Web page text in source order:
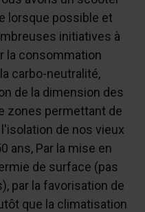
lorsque possible et
initiatives à
la consommation
carbo-neutralité,
de la dimension des
zones permettant de
de nos vieux
ans, Par la mise en
de surface (pas
par la favorisation de
que la climatisation